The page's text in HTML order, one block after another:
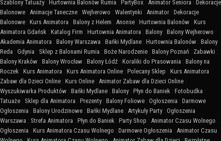
Szablony Tatuaży : Hurtownia Balonów Rumia : PartyBox : Animator Seniora : Dekoracje
Balonowe : Animacje Taneczne : Wejherowo : Walentynki : Animator : Dekoracje
Balonowe : Kurs Animatora : Balony z Helem : Anonse : Hurtownia Balonów : Kurs
Animatora Gdańsk : Katalog Firm : Hurtownia Animatora : Balony : Balony Wejherowo :
Akademia Animatora : Balony Warszawa : Bańki Mydlane : Hurtownia Balonów : Balony
Reda : Gdynia : Sklep z Balonami Rumia : Boże Narodzenie : Balony Poznań : Zabawki :
Balony Kraków : Balony Wrocław : Balony Łódź : Koraliki do Prasowania : Balony na
Roczek : Kurs Animatora : Kurs Animatora Online : Polecany Sklep : Kurs Animatora
Zabaw dla Dzieci Online : Kurs Online : Animator Zabaw dla Dzieci Online :
Wyszukiwarka Produktów : Bańki Mydlane : Balony : Płyn do Baniek : Fotobudka :
Tatuaże : Sklep dla Animatora : Prezenty : Balony Foliowe : Ogłoszenia : Darmowe
Ogłoszenia : Balony Urodzinowe : Bańki Mydlane : Artykuły Party : Ogłoszenia
Warszawa : Strefa Animatora : Płyn do Baniek : Party Shop : Animator Czasu Wolnego :
Ogłoszenia : Kurs Animatora Czasu Wolnego : Darmowe Ogłoszenia : Animator Czasu